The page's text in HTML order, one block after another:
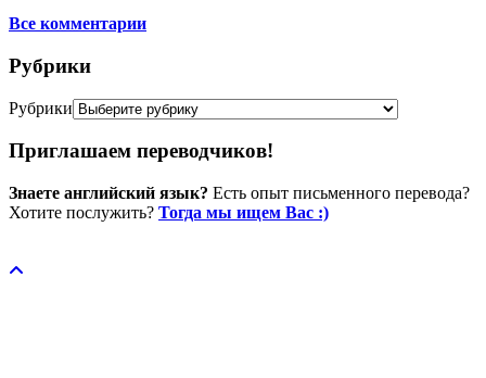
Все комментарии
Рубрики
Рубрики
Приглашаем переводчиков!
Знаете английский язык? Есть опыт письменного перевода?
Хотите послужить? Тогда мы ищем Вас :)